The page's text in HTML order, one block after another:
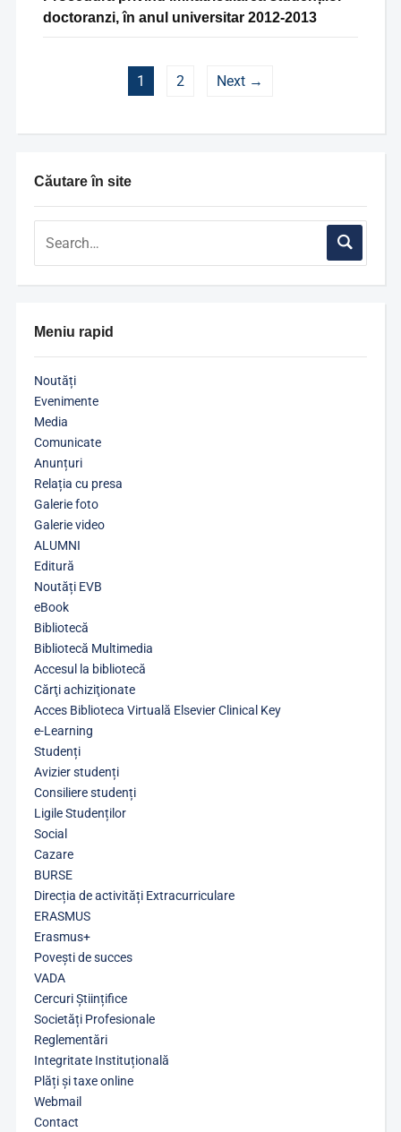
Căutare în site
Meniu rapid
Noutăți
Evenimente
Media
Comunicate
Anunțuri
Relația cu presa
Galerie foto
Galerie video
ALUMNI
Editură
Noutăți EVB
eBook
Bibliotecă
Bibliotecă Multimedia
Accesul la bibliotecă
Cărţi achiziţionate
Acces Biblioteca Virtuală Elsevier Clinical Key
e-Learning
Studenți
Avizier studenți
Consiliere studenți
Ligile Studenților
Social
Cazare
BURSE
Direcția de activități Extracurriculare
ERASMUS
Erasmus+
Povești de succes
VADA
Cercuri Științifice
Societăți Profesionale
Reglementări
Integritate Instituțională
Plăți și taxe online
Webmail
Contact
doctoranzi, în anul universitar 2012-2013
1 2 Next →